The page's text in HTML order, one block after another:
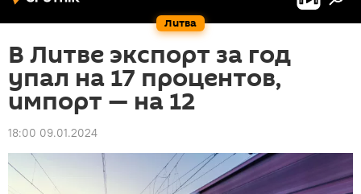
Литва
В Литве экспорт за год
упал на 17 процентов,
импорт — на 12
18:00 09.01.2024